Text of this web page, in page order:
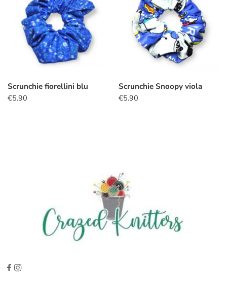
Scrunchie fiorellini blu
€5.90
Scrunchie Snoopy viola
€5.90